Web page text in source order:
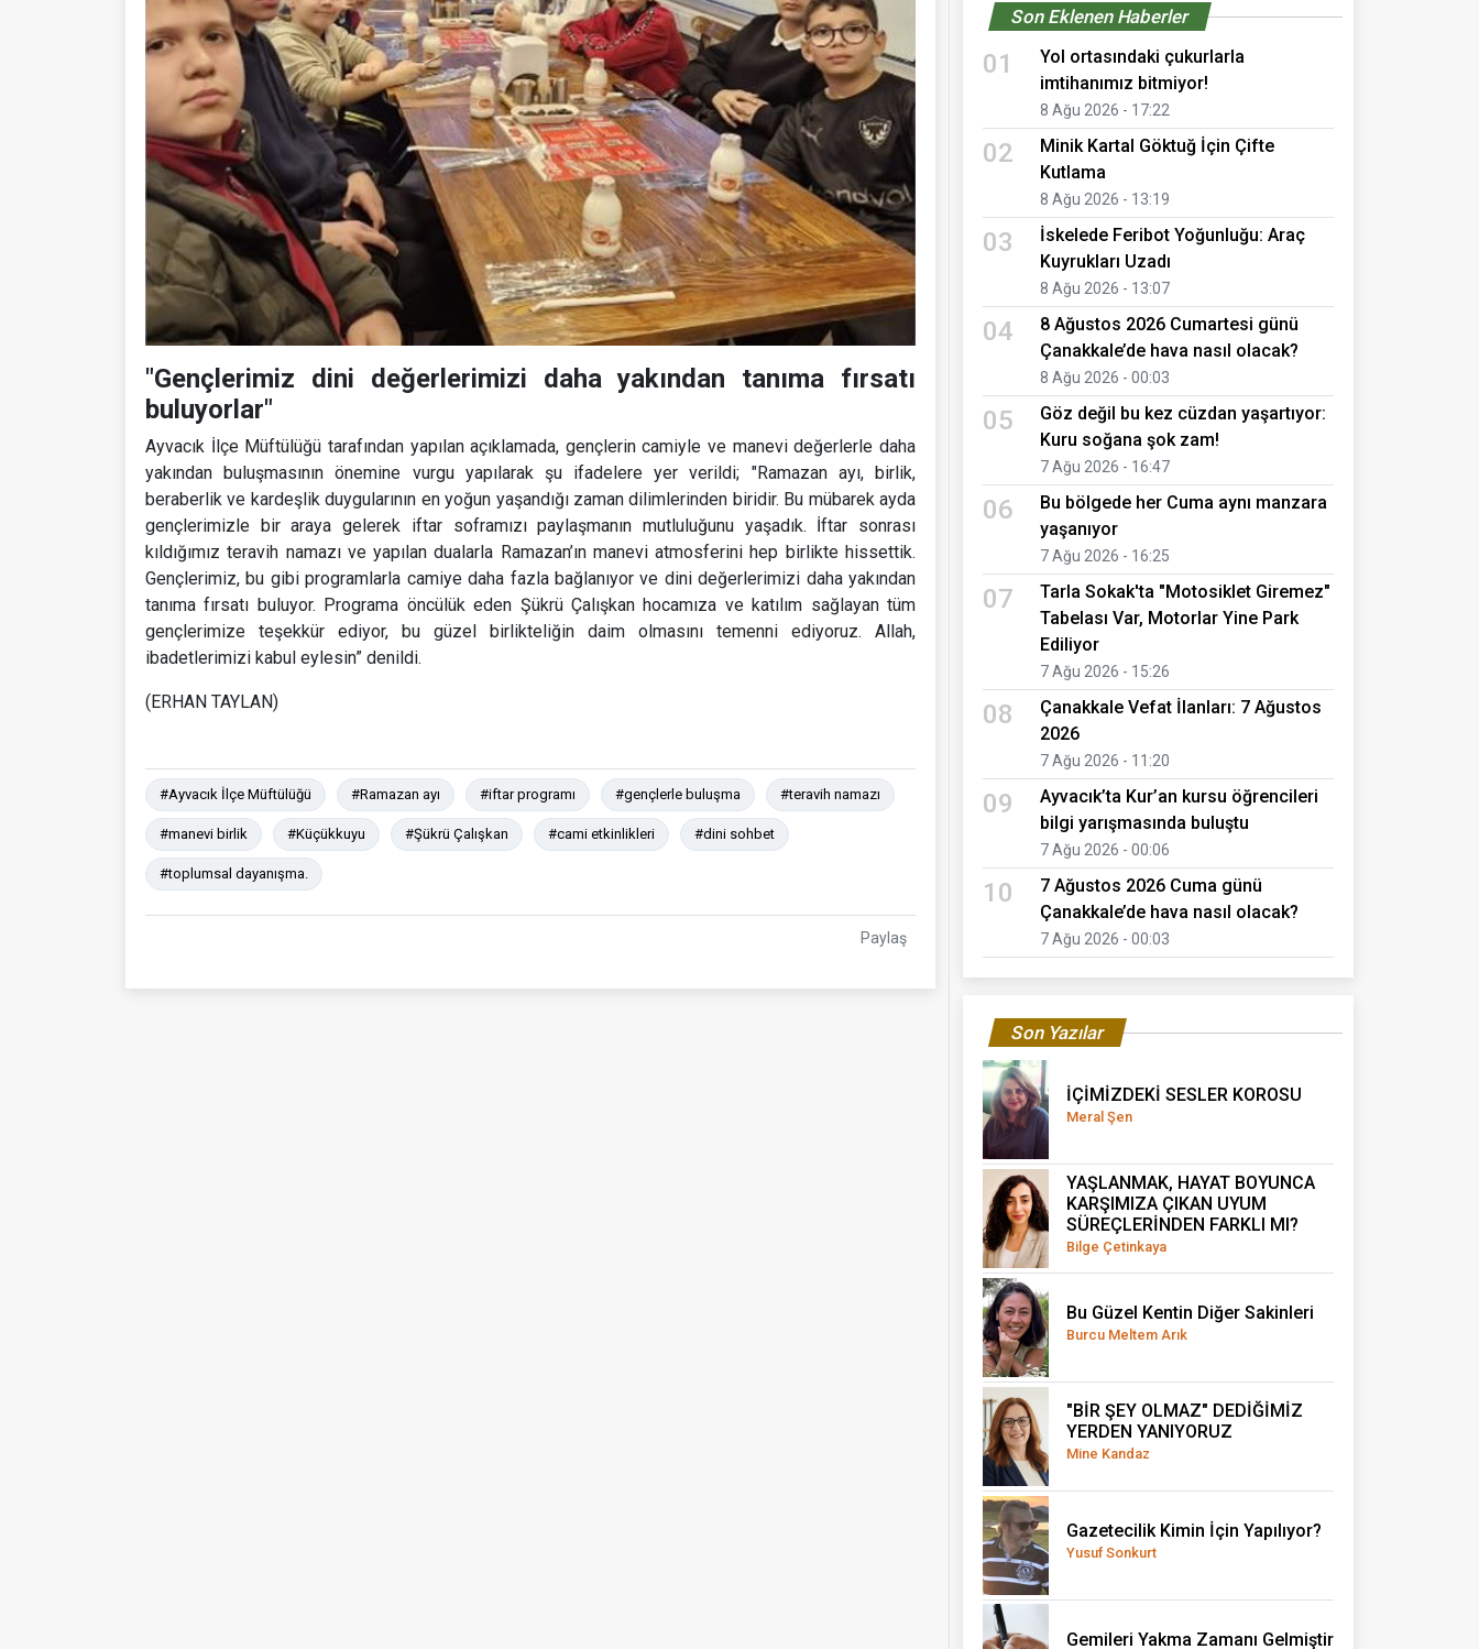
"Gençlerimiz dini değerlerimizi daha yakından tanıma fırsatı
buluyorlar"
Ayvacık İlçe Müftülüğü tarafından yapılan açıklamada, gençlerin camiyle ve manevi değerlerle daha
yakından buluşmasının önemine vurgu yapılarak şu ifadelere yer verildi; "Ramazan ayı, birlik,
beraberlik ve kardeşlik duygularının en yoğun yaşandığı zaman dilimlerinden biridir. Bu mübarek ayda
gençlerimizle bir araya gelerek iftar soframızı paylaşmanın mutluluğunu yaşadık. İftar sonrası
kıldığımız teravih namazı ve yapılan dualarla Ramazan’ın manevi atmosferini hep birlikte hissettik.
Gençlerimiz, bu gibi programlarla camiye daha fazla bağlanıyor ve dini değerlerimizi daha yakından
tanıma fırsatı buluyor. Programa öncülük eden Şükrü Çalışkan hocamıza ve katılım sağlayan tüm
gençlerimize teşekkür ediyor, bu güzel birlikteliğin daim olmasını temenni ediyoruz. Allah,
ibadetlerimizi kabul eylesin” denildi.
(ERHAN TAYLAN)
#Ayvacık İlçe Müftülüğü #Ramazan ayı #iftar programı #gençlerle buluşma #teravih namazı
#manevi birlik #Küçükkuyu #Şükrü Çalışkan #cami etkinlikleri #dini sohbet
#toplumsal dayanışma.
Paylaş
Son Eklenen Haberler
01
Yol ortasındaki çukurlarla
imtihanımız bitmiyor!
8 Ağu 2026 - 17:22
02
Minik Kartal Göktuğ İçin Çifte
Kutlama
8 Ağu 2026 - 13:19
03
İskelede Feribot Yoğunluğu: Araç
Kuyrukları Uzadı
8 Ağu 2026 - 13:07
04
8 Ağustos 2026 Cumartesi günü
Çanakkale’de hava nasıl olacak?
8 Ağu 2026 - 00:03
05
Göz değil bu kez cüzdan yaşartıyor:
Kuru soğana şok zam!
7 Ağu 2026 - 16:47
06
Bu bölgede her Cuma aynı manzara
yaşanıyor
7 Ağu 2026 - 16:25
07
Tarla Sokak'ta "Motosiklet Giremez"
Tabelası Var, Motorlar Yine Park
Ediliyor
7 Ağu 2026 - 15:26
08
Çanakkale Vefat İlanları: 7 Ağustos
2026
7 Ağu 2026 - 11:20
09
Ayvacık’ta Kur’an kursu öğrencileri
bilgi yarışmasında buluştu
7 Ağu 2026 - 00:06
10
7 Ağustos 2026 Cuma günü
Çanakkale’de hava nasıl olacak?
7 Ağu 2026 - 00:03
Son Yazılar
İÇİMİZDEKİ SESLER KOROSU
Meral Şen
YAŞLANMAK, HAYAT BOYUNCA
KARŞIMIZA ÇIKAN UYUM
SÜREÇLERİNDEN FARKLI MI?
Bilge Çetinkaya
Bu Güzel Kentin Diğer Sakinleri
Burcu Meltem Arık
"BİR ŞEY OLMAZ" DEDİĞİMİZ
YERDEN YANIYORUZ
Mine Kandaz
Gazetecilik Kimin İçin Yapılıyor?
Yusuf Sonkurt
Gemileri Yakma Zamanı Gelmiştir